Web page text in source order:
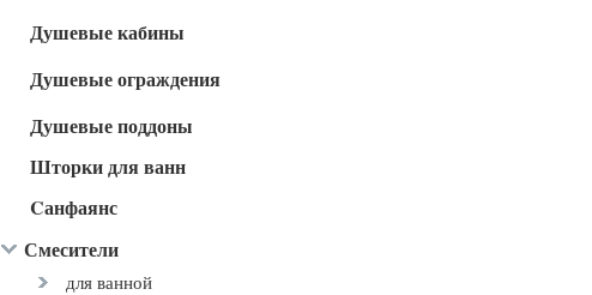
Душевые кабины
Душевые ограждения
Душевые поддоны
Шторки для ванн
Cанфаянс
Смесители
для ванной